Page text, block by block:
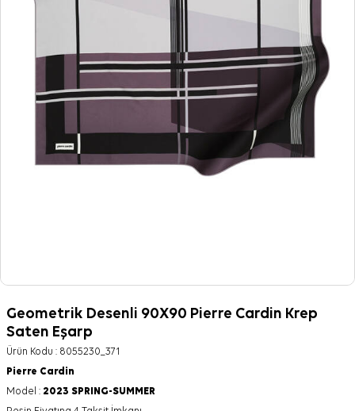
Geometrik Desenli 90X90 Pierre Cardin Krep
Saten Eşarp
Ürün Kodu : 8055230_371
Pierre Cardin
Model : 2023 SPRING-SUMMER